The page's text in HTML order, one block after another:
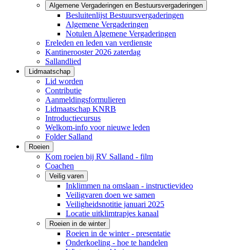
Algemene Vergaderingen en Bestuursvergaderingen
Besluitenlijst Bestuursvergaderingen
Algemene Vergaderingen
Notulen Algemene Vergaderingen
Ereleden en leden van verdienste
Kantinerooster 2026 zaterdag
Sallandlied
Lidmaatschap
Lid worden
Contributie
Aanmeldingsformulieren
Lidmaatschap KNRB
Introductiecursus
Welkom-info voor nieuwe leden
Folder Salland
Roeien
Kom roeien bij RV Salland - film
Coachen
Veilig varen
Inklimmen na omslaan - instructievideo
Veiligvaren doen we samen
Veiligheidsnotitie januari 2025
Locatie uitklimtrapjes kanaal
Roeien in de winter
Roeien in de winter - presentatie
Onderkoeling - hoe te handelen